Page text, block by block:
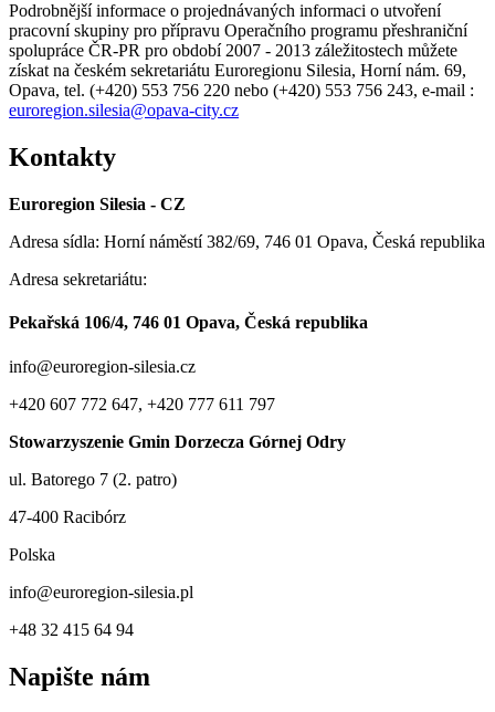
Podrobnější informace o projednávaných informaci o utvoření
pracovní skupiny pro přípravu Operačního programu přeshraniční
spolupráce ČR-PR pro období 2007 - 2013 záležitostech můžete
získat na českém sekretariátu Euroregionu Silesia, Horní nám. 69,
Opava, tel. (+420) 553 756 220 nebo (+420) 553 756 243, e-mail :
euroregion.silesia@opava-city.cz
Kontakty
Euroregion Silesia - CZ
Adresa sídla: Horní náměstí 382/69, 746 01 Opava, Česká republika
Adresa sekretariátu:
Pekařská 106/4, 746 01 Opava, Česká republika
info@euroregion-silesia.cz
+420 607 772 647, +420 777 611 797
Stowarzyszenie Gmin Dorzecza Górnej Odry
ul. Batorego 7 (2. patro)
47-400 Racibórz
Polska
info@euroregion-silesia.pl
+48 32 415 64 94
Napište nám